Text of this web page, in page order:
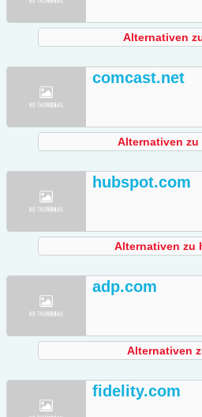
Alternativen
comcast.net
Alternativen zu
hubspot.com
Alternativen zu
adp.com
Alternativen
fidelity.com